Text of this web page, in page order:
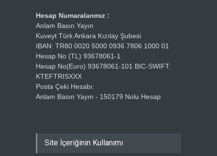
Hesap Numaralarımız :
Anlam Basın Yayın
Kuveyt Türk Ankara Kızılay Şubesi
IBAN: TR80 0020 5000 0936 7806 1000 01
Hesap No (TL) 93678061-1
Hesap No(Euro) 93678061-101 BIC-SWIFT:
KTEFTRISXXX
Posta Çeki Hesabı:
Anlam Basın Yayın - 150179 Nolu Hesap
Site İçeriğinin Kullanımı